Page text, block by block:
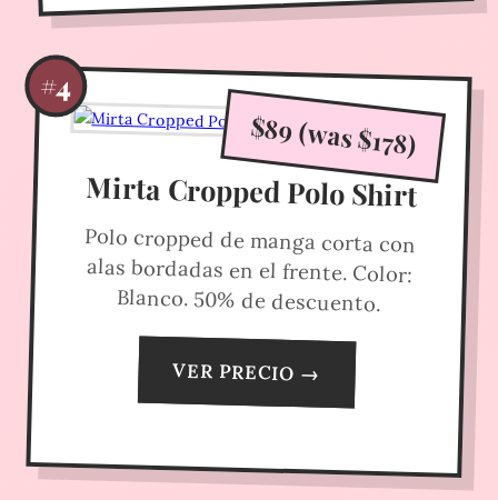
#4
$89 (was $178)
Mirta Cropped Polo Shirt
Polo cropped de manga corta con
alas bordadas en el frente. Color:
Blanco. 50% de descuento.
VER PRECIO →